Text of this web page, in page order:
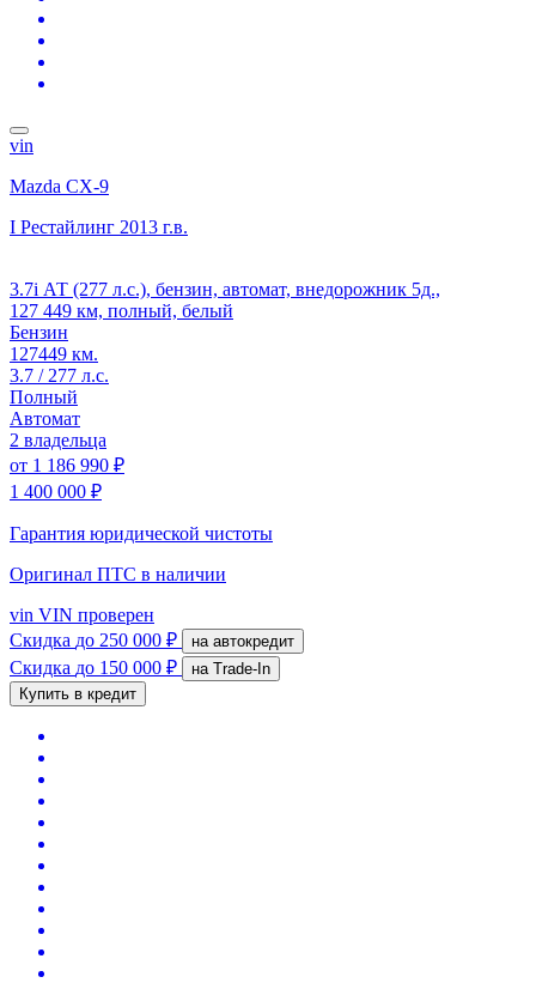
vin
Mazda CX-9
I Рестайлинг 2013 г.в.
3.7i АТ (277 л.с.), бензин, автомат, внедорожник 5д.,
127 449 км, полный, белый
Бензин
127449 км.
3.7 / 277 л.с.
Полный
Автомат
2 владельца
от 1 186 990 ₽
1 400 000 ₽
Гарантия юридической чистоты
Оригинал ПТС в наличии
vin VIN проверен
Скидка до 250 000 ₽ на автокредит
Скидка до 150 000 ₽
на Trade-In
Купить в кредит